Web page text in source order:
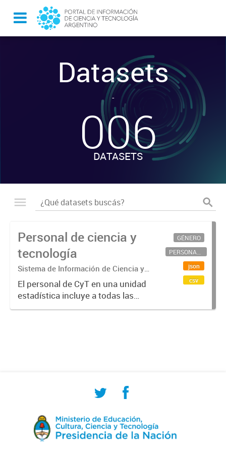
Datasets
-
006
DATASETS
Personal de ciencia y
tecnología
Sistema de Información de Ciencia y
Tecnología Argentino (SICYTAR)
El personal de CyT en una unidad
estadística incluye a todas las
personas involucradas
GÉNERO
PERSONAL CIENTÍFICO-TECNOLÓGICO
json
csv